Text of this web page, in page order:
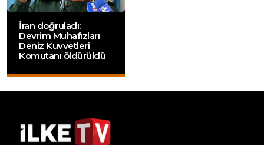
İran doğruladı:
Devrim Muhafızları
Deniz Kuvvetleri
Komutanı öldürüldü